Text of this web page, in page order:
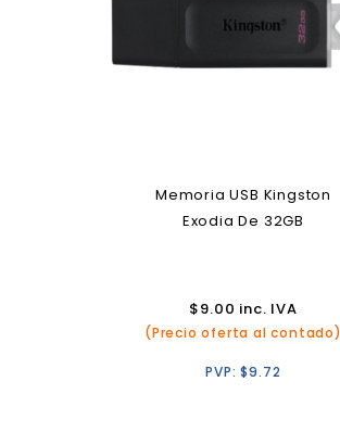
Memoria USB Kingston
Exodia De 32GB
$9.00 inc. IVA
(Precio oferta al contado)
PVP:$9.72